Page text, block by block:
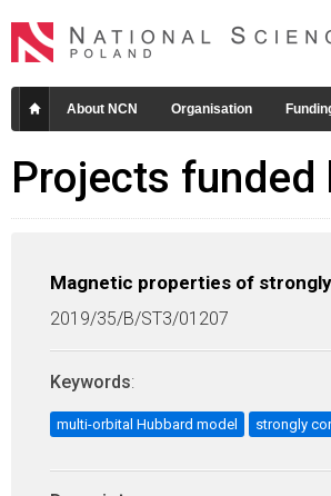
About NCN Organisation
Projects funded
Magnetic properties of
2019/35/B/ST3/01207
Keywords:
multi-orbital Hubbard model strongly